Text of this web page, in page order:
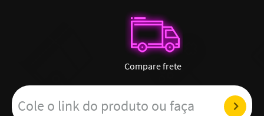
Compare frete